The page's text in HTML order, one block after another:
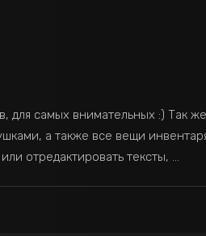
для самых внимательных :) Так же
а также все вещи
отредактировать тексты,